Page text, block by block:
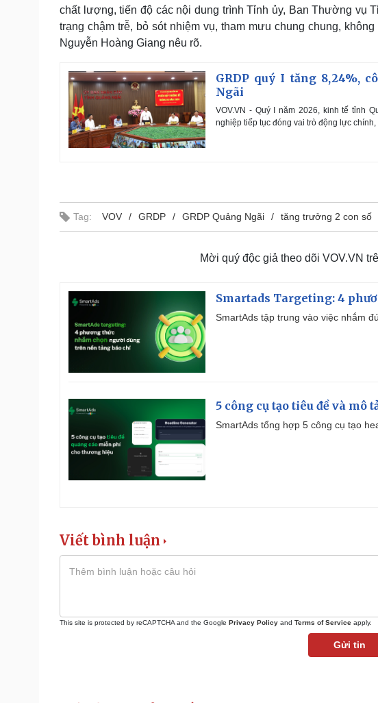
chất lượng, tiến độ các nội dung trình Tỉnh ủy, Ban Thường vụ
trạng chậm trễ, bỏ sót nhiệm vụ, tham mưu chung chung,
Nguyễn Hoàng Giang nêu rõ.
GRDP quý I tăng 8,24%,
Ngãi
VOV.VN - Quý I năm 2026, kinh tế tỉnh
nghiệp tiếp tục đóng vai trò động lực
Tag: VOV GRDP GRDP Quảng Ngãi tăng trưởng 2 con số
Mời quý độc giả theo dõi VOV.VN
Smartads Targeting: 4
SmartAds tập trung vào việc nhắm
5 công cụ tạo tiêu đề và mô
SmartAds tổng hợp 5 công cụ tạo
Viết bình luận
This site is protected by reCAPTCHA and the Google Privacy Policy and Terms of Service apply.
Gửi tin